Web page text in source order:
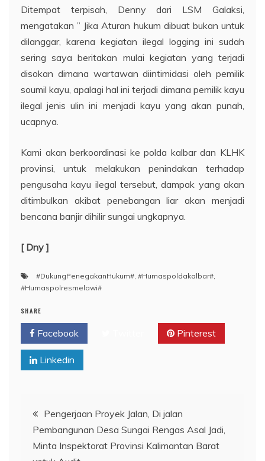
Ditempat terpisah, Denny dari LSM Galaksi,
mengatakan ” Jika Aturan hukum dibuat bukan untuk
dilanggar, karena kegiatan ilegal logging ini sudah
sering saya beritakan mulai kegiatan yang terjadi
disokan dimana wartawan diintimidasi oleh pemilik
soumil kayu, apalagi hal ini terjadi dimana pemilik kayu
ilegal jenis ulin ini menjadi kayu yang akan punah,
ucapnya.
Kami akan berkoordinasi ke polda kalbar dan KLHK
provinsi, untuk melakukan penindakan terhadap
pengusaha kayu ilegal tersebut, dampak yang akan
ditimbulkan akibat penebangan liar akan menjadi
bencana banjir dihilir sungai ungkapnya.
[ Dny ]
#DukungPenegakanHukum# #Humaspoldakalbar#
#Humaspolresmelawi#
SHARE
Facebook Pinterest
Linkedin
Navigasi
pos
Pengerjaan Proyek Jalan, Di jalan
Pembangunan Desa Sungai Rengas Asal Jadi,
Minta Inspektorat Provinsi Kalimantan Barat